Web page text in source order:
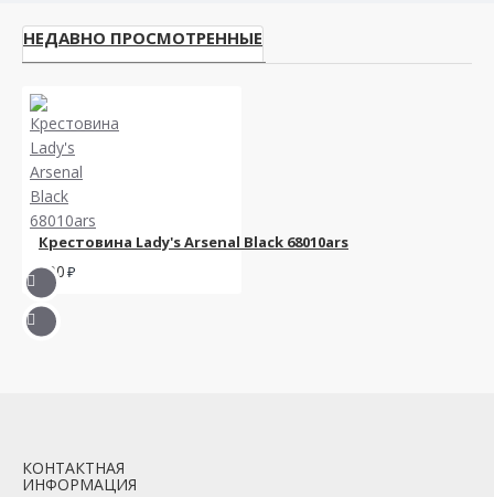
НЕДАВНО ПРОСМОТРЕННЫЕ
Крестовина Lady's Arsenal Black 68010ars
900
КОНТАКТНАЯ
ИНФОРМАЦИЯ